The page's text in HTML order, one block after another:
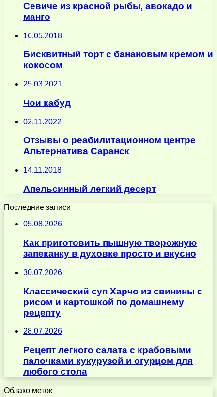
Севиче из красной рыбы, авокадо и
манго
16.05.2018
Бисквитный торт с банановым кремом и
кокосом
25.03.2021
Чои кабуд
02.11.2022
Отзывы о реабилитационном центре
Альтернатива Саранск
14.11.2018
Апельсинный легкий десерт
Последние записи
05.08.2026
Как приготовить пышную творожную
запеканку в духовке просто и вкусно
30.07.2026
Классический суп Харчо из свинины с
рисом и картошкой по домашнему
рецепту
28.07.2026
Рецепт легкого салата с крабовыми
палочками кукурузой и огурцом для
любого стола
Облако меток